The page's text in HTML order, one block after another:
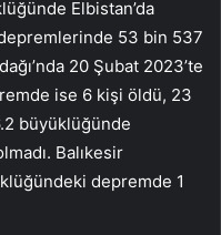
Elbistan’da
53 bin 537
20 Şubat 2023’te
ise 6 kişi öldü, 23
büyüklüğünde
Balıkesir
depremde 1